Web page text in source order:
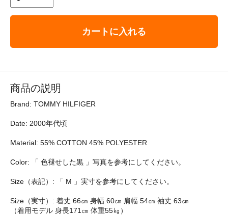
カートに入れる
商品の説明
Brand: TOMMY HILFIGER
Date: 2000年代頃
Material: 55% COTTON 45% POLYESTER
Color: 「 色褪せした黒 」写真を参考にしてください。
Size（表記）: 「 M 」実寸を参考にしてください。
Size（実寸）: 着丈 66㎝ 身幅 60㎝ 肩幅 54㎝ 袖丈 63㎝
（着用モデル 身長171㎝ 体重55㎏）